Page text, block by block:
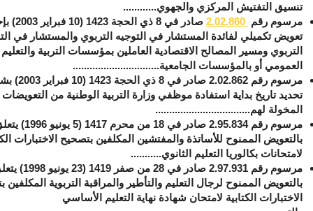
تنسيق التفتيش المركزي والجهوي............
مرسوم رقم 2.02.860
صادر في 8 ذي
تعويض تكميلي لفائدة المستشار في التوجيه التربوي والمستشار في
التربوي ومسير المصالح الاقتصادية العاملين بمؤسسات التربية والتعليم
العمومي أو بالمؤسسات الجامعية...............................
مرسوم رقم 2.02.862 صادر في 8 ذي
تحديد تاريخ بداية استفادة موظفي وزارة التربية الوطنية من التعويضات
المخولة لهم..................................
مرسوم رقم 2.95.834 صادر في 18 من محرم 1417 (5
بالتعويض الممنوح للأساتذة والمفتشين المكلفين بتصحيح الاختبارات
لامتحانات بكالوريا التعليم الثانوي...........
مرسوم رقم 2.97.931 صادر في 28 من صفر 1419
بالتعويض الممنوح لرجال التعليم والتأطير والمراقبة التربوية المكلفين
الاختبارات الكتابية لامتحان شهادة نهاية التعليم الأساسي